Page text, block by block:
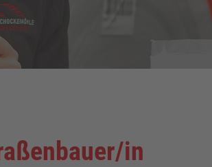
in